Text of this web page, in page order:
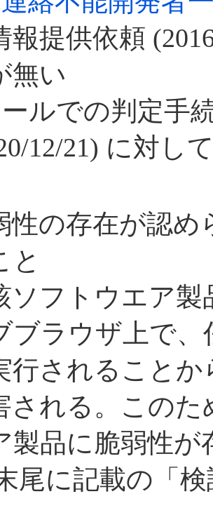
報提供依頼
無い
ルでの判定手
12/21) に対し
性の存在が認め
と
ソフトウエア
ブラウザ上で
行されること
される。このた
製品に脆弱性が
尾に記載の「